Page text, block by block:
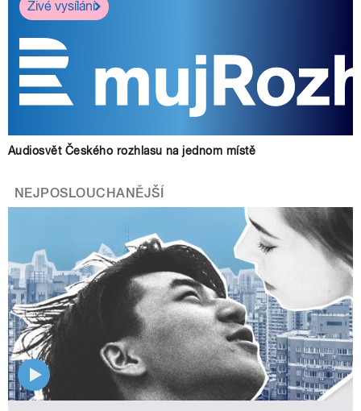
Živé vysílání
Audiosvět Českého rozhlasu na jednom místě
NEJPOSLOUCHANĚJŠÍ